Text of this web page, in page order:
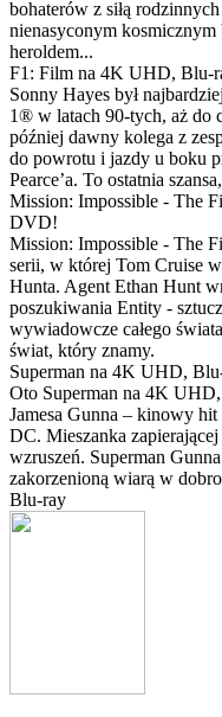
bohaterów z siłą
nienasyconym
heroldem...
F1: Film na 4K UHD, Blu-
Sonny Hayes był
1® w latach 90-tych, aż do
później dawny kolega z
do powrotu i jazdy u boku
Pearce’a. To ostatnia
Mission: Impossible - The
DVD!
Mission: Impossible - The
serii, w której Tom Cruise
Hunta. Agent Ethan Hunt
poszukiwania Entity -
wywiadowcze całego
świat, który znamy.
Superman na 4K UHD,
Oto Superman na 4K
Jamesa Gunna – kinowy
DC. Mieszanka
wzruszeń. Superman
zakorzenioną wiarą w
Blu-ray